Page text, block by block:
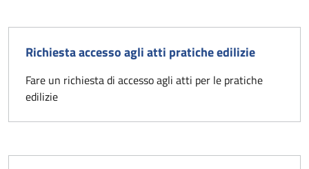
Richiesta accesso agli atti pratiche edilizie
Fare un richiesta di accesso agli atti per le pratiche
edilizie